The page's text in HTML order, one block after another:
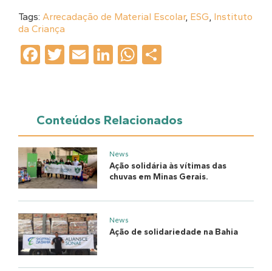
Tags: Arrecadação de Material Escolar, ESG, Instituto
da Criança
Facebook
Twitter
EmailLinkedIn
WhatsApp
Conteúdos Relacionados
News
Ação solidária às vítimas das
chuvas em Minas Gerais.
News
Ação de solidariedade na Bahia